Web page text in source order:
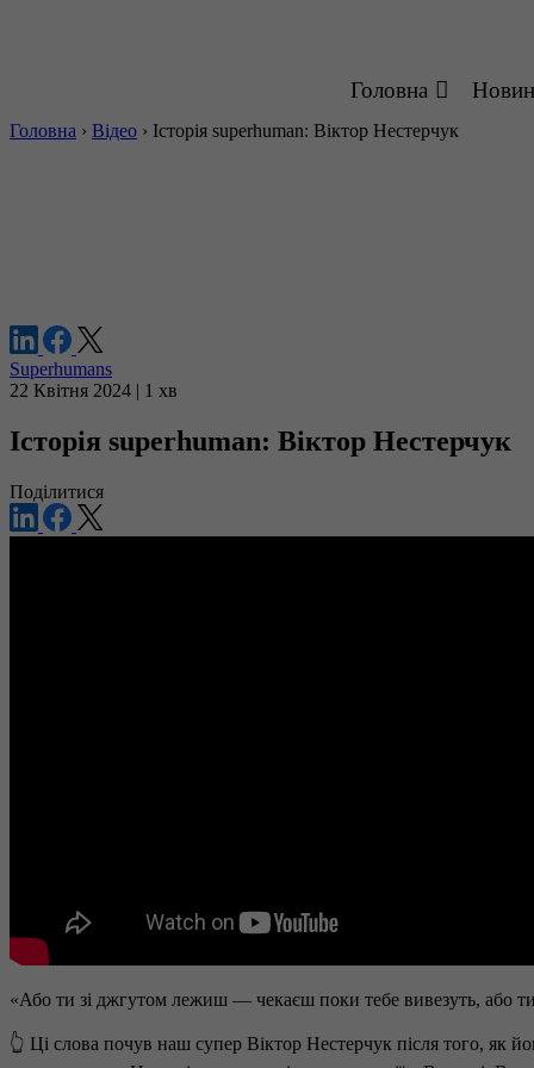
Головна
Головна › Відео › Історія superhuman: Віктор Нестерчук
Superhumans
22 Квітня 2024 | 1 хв
Історія superhuman: Віктор Нестерчук
Поділитися
«Або ти зі джгутом лежиш — чекаєш поки тебе вивезуть, або
👆 Ці слова почув наш супер Віктор Нестерчук після того, як